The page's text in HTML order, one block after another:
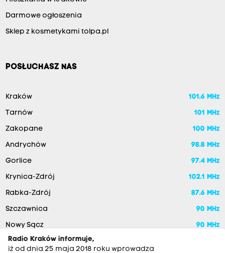
Darmowe ogłoszenia
Sklep z kosmetykami tolpa.pl
POSŁUCHASZ NAS
Kraków 101.6 MHz
Tarnów 101 MHz
Zakopane 100 MHz
Andrychów 98.8 MHz
Gorlice 97.4 MHz
Krynica-Zdrój 102.1 MHz
Rabka-Zdrój 87.6 MHz
Szczawnica 90 MHz
Nowy Sącz
90 MHz
Radio Kraków informuje,
iż od dnia 25 maja 2018 roku wprowadza